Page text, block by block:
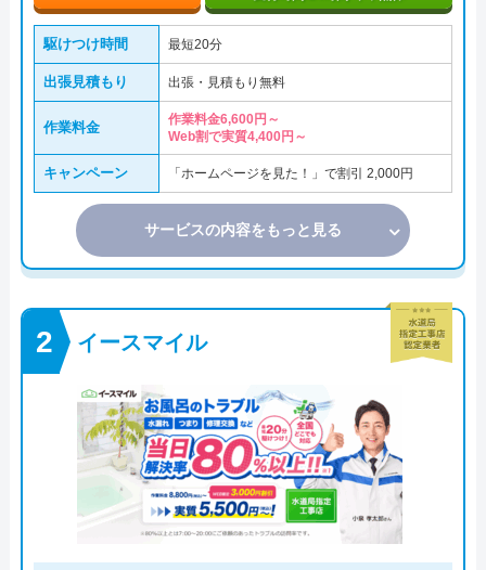
駆けつけ時間 最短20分
出張見積もり 出張・見積もり無料
作業料金
作業料金6,600円～
Web割で実質4,400円～
キャンペーン 「ホームページを見た！」で割引 2,000円
サービスの内容をもっと見る
イースマイル